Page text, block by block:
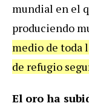
mundial en el
produciendo
medio de toda
de refugio
El oro ha